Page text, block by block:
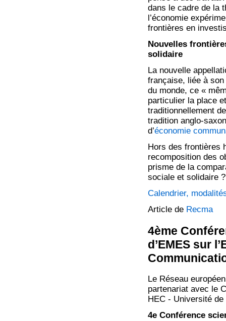
dans le cadre de la
l’économie
frontières en
Nouvelles
solidaire
La nouvelle
française, liée à
du monde, ce «
particulier la place
traditionnellement
tradition anglo-
d’économie
Hors des frontières
recomposition des
prisme de la
sociale et solidaire ?
Calendrier,
Article de Recma
4ème
d’EMES sur
Le Réseau
partenariat avec le
HEC - Université
4e Conférence